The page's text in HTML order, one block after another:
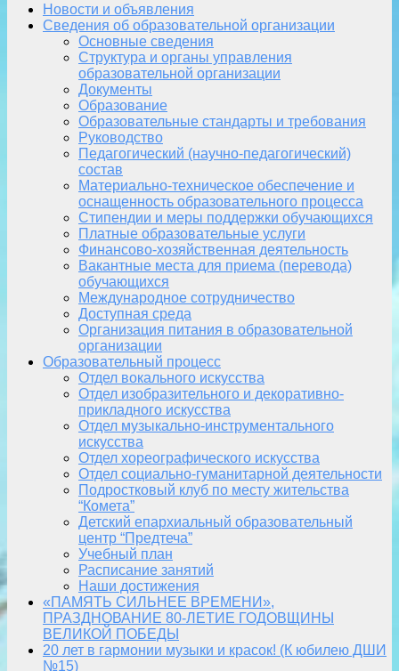
Новости и объявления
Сведения об образовательной организации
Основные сведения
Структура и органы управления
образовательной организации
Документы
Образование
Образовательные стандарты и требования
Руководство
Педагогический (научно-педагогический)
состав
Материально-техническое обеспечение и
оснащенность образовательного процесса
Стипендии и меры поддержки обучающихся
Платные образовательные услуги
Финансово-хозяйственная деятельность
Вакантные места для приема (перевода)
обучающихся
Международное сотрудничество
Доступная среда
Организация питания в образовательной
организации
Образовательный процесс
Отдел вокального искусства
Отдел изобразительного и декоративно-
прикладного искусства
Отдел музыкально-инструментального
искусства
Отдел хореографического искусства
Отдел социально-гуманитарной деятельности
Подростковый клуб по месту жительства
“Комета”
Детский епархиальный образовательный
центр “Предтеча”
Учебный план
Расписание занятий
Наши достижения
«ПАМЯТЬ СИЛЬНЕЕ ВРЕМЕНИ»,
ПРАЗДНОВАНИЕ 80-ЛЕТИЕ ГОДОВЩИНЫ
ВЕЛИКОЙ ПОБЕДЫ
20 лет в гармонии музыки и красок! (К юбилею ДШИ
№15)